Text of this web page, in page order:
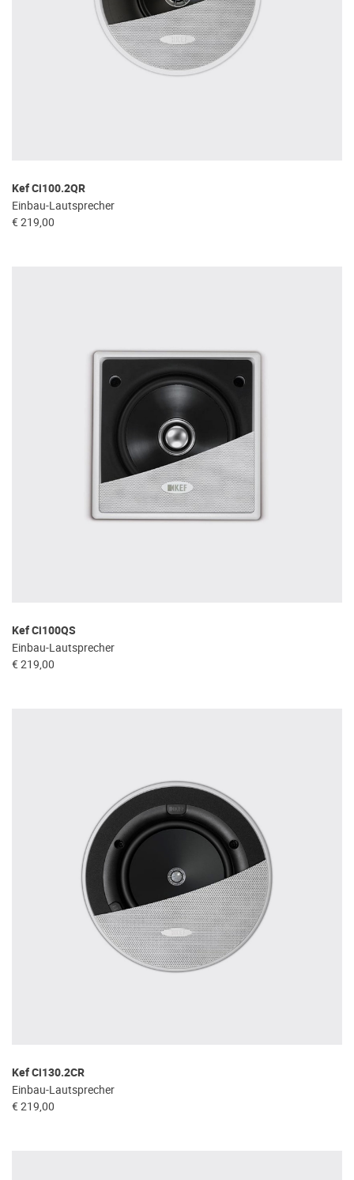
Kef Ci100.2QR
Einbau-Lautsprecher
€ 219,00
Kef Ci100QS
Einbau-Lautsprecher
€ 219,00
Kef Ci130.2CR
Einbau-Lautsprecher
€ 219,00